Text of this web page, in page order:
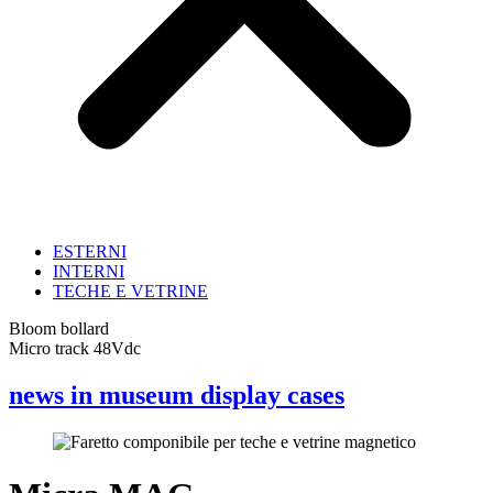
ESTERNI
INTERNI
TECHE E VETRINE
Bloom bollard
Micro track 48Vdc
news in museum display cases